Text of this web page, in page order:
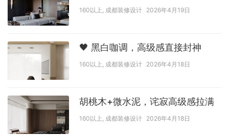
160以上 成都装修设计 2026年4月19日
🖤 黑白咖调，高级感直接封神
160以上 成都装修设计 2026年4月18日
胡桃木+微水泥，诧寂高级感拉满
160以上 成都装修设计 2026年4月18日